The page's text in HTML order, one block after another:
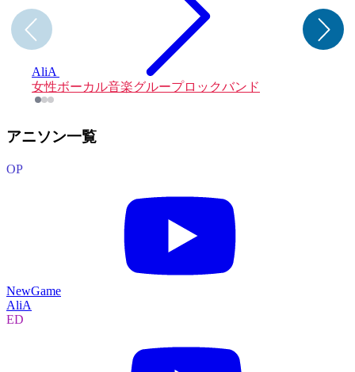
AliA
女性ボーカル音楽グループロックバンド
アニソン一覧
OP
NewGame
AliA
ED